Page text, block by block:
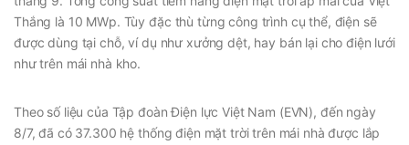
Thắng là 10 MWp. Tùy đặc thù từng công trình cụ thể, điện sẽ
được dùng tại chỗ, ví dụ như xưởng dệt, hay bán lại cho điện lưới
như trên mái nhà kho.
Theo số liệu của Tập đoàn Điện lực Việt Nam (EVN), đến ngày
8/7, đã có 37.300 hệ thống điện mặt trời trên mái nhà được lắp